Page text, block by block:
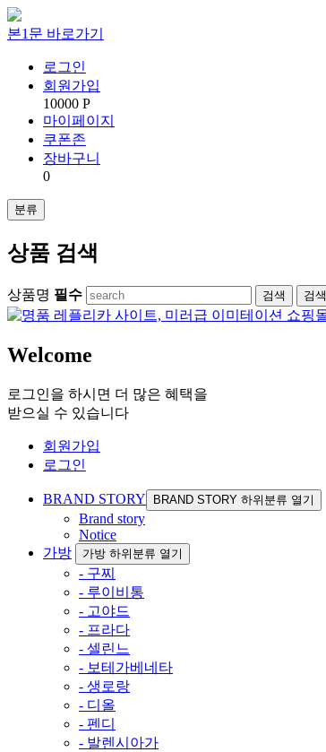
본1문 바로가기
로그인
회원가입
10000 P
마이페이지
쿠폰존
장바구니
0
분류
상품 검색
상품명 필수 검색
Welcome
로그인을 하시면 더 많은 혜택을
받으실 수 있습니다
회원가입
로그인
BRAND STORY BRAND STORY 하위분류 열기
Brand story
Notice
가방
가방 하위분류 열기
- 구찌
- 루이비통
- 고야드
- 프라다
- 셀린느
- 보테가베네타
- 생로랑
- 디올
- 펜디
- 발렌시아가